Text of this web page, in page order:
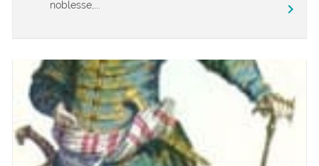
noblesse,...
chevron_right